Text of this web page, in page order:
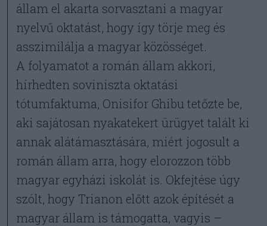
állam el akarta sorvasztani a magyar
nyelvű oktatást, hogy így törje meg és
asszimilálja a magyar közösséget.
A folyamatot a román állam akkori,
hírhedten soviniszta oktatási
tótumfaktuma, Onisifor Ghibu tetőzte be,
aki sajátosan nyakatekert ürügyet talált ki
annak alátámasztására, miért jogosult a
román állam arra, hogy elorozzon több
magyar egyházi iskolát is. Okfejtése úgy
szólt, hogy Trianon előtt azok építését a
magyar állam is támogatta, vagyis –